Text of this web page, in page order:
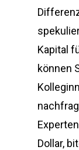
Kapital
können
Dollar,